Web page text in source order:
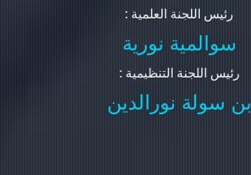
: رئيس اللجنة العلمية
سوالمية نورية
: رئيس اللجنة التنظيمية
بن سولة نورالدين